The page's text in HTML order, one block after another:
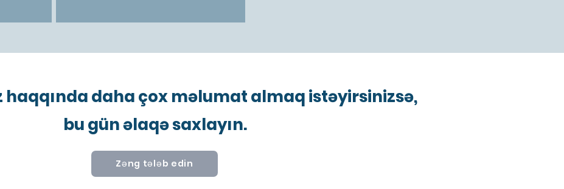
haqqında daha çox məlumat almaq istəyirsinizsə,
bu gün əlaqə saxlayın.
Zəng tələb edin